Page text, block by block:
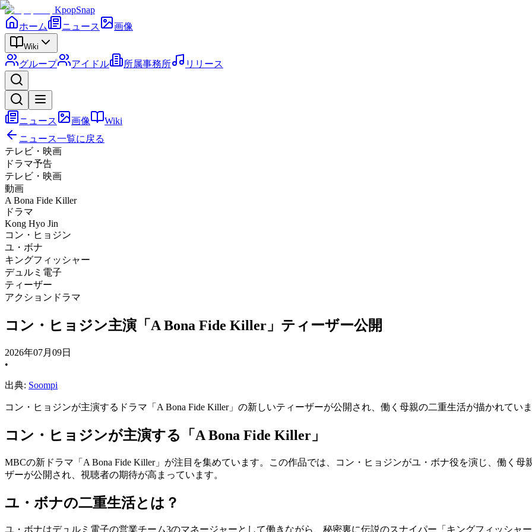
KpopSnap
ホーム
ニュース 画像
Wiki
グループ アイドル 所属事務所 リリース
ニュース 画像
Wiki
ニュース一覧に戻る
テレビ・映画
ドラマ予告
テレビ・映画
動画
A Bona Fide Killer
ドラマ
Kong Hyo Jin
コン・ヒョジン
ユ・ボナ
キングフィッシャー
デュルミ電子
ティーザー
アクションドラマ
コン・ヒョジン主演「A Bona Fide Killer」ティーザー公開
2026年07月09日
•
出典: Soompi
コン・ヒョジンが主演するドラマ「A Bona Fide Killer」の新しいティーザーが公開され、働く母親の二重生活が描かれてい
コン・ヒョジンが主演する「A Bona Fide Killer」
MBCの新ドラマ「A Bona Fide Killer」が注目を集めています。この作品では、コン・ヒョジンがユ・ボナ役を演じ、働く
ザーが公開され、視聴者の期待が高まっています。
ユ・ボナの二重生活とは？
ユ・ボナはデュルミ電子の営業チーム3のマネージャーとして働きながら、秘密裏に伝説のスナイパー「キングフィッシャ